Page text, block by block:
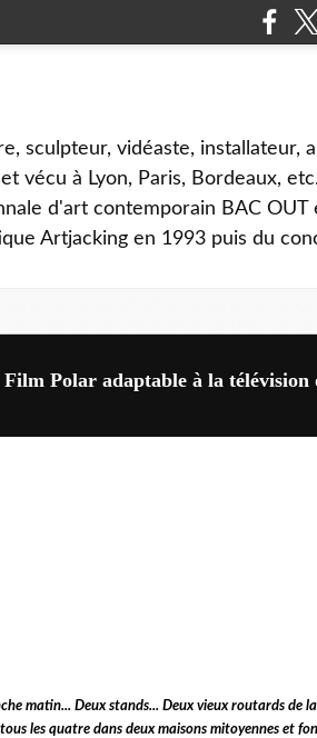
sculpteur, vidéaste, installateur,
vécu à Lyon, Paris, Bordeaux,
d'art contemporain BAC
Artjacking en 1993 puis du
Polar adaptable à la télévision
matin... Deux stands... Deux vieux routards de
les quatre dans deux maisons mitoyennes et